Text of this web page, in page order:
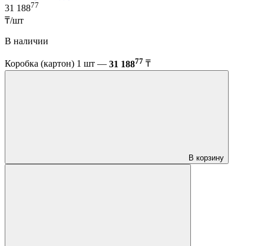
31 18877
₸/шт
В наличии
Коробка (картон) 1 шт — 31 18877 ₸
В корзину